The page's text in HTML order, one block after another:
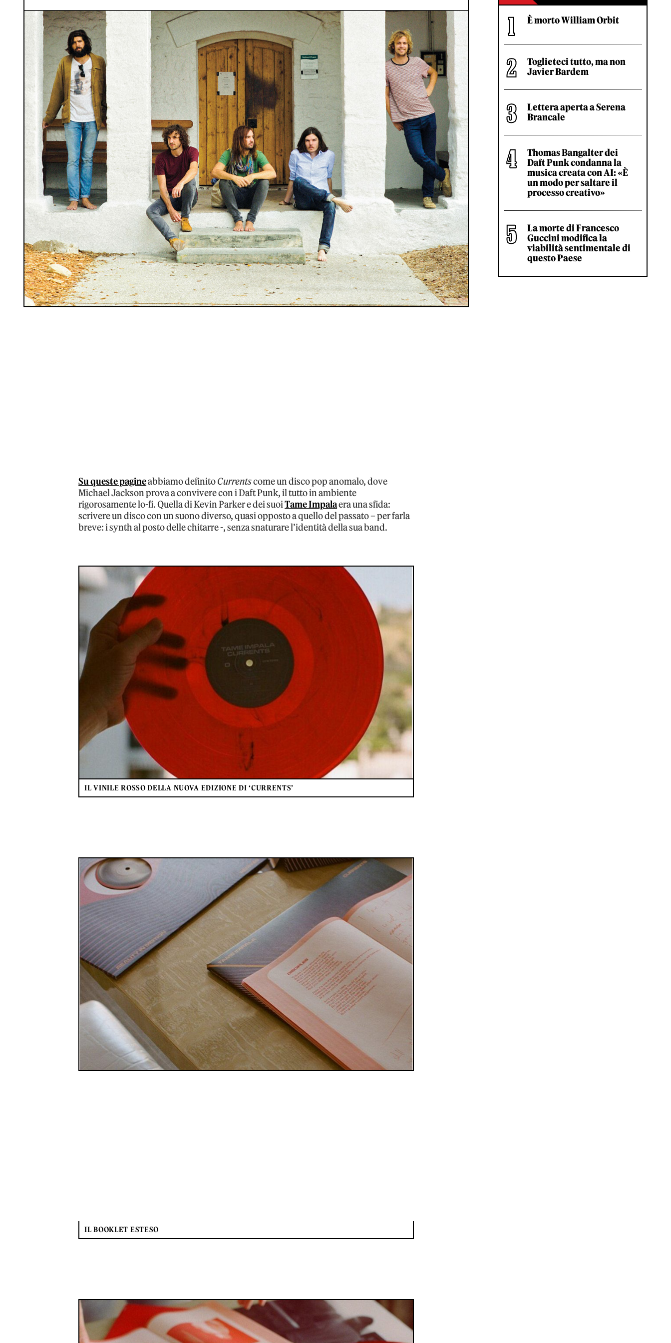
Su queste pagineabbiamo definitoCurrentscome un disco pop anomalo, dove
Michael Jackson prova a convivere con i Daft Punk, il tutto in ambiente
rigorosamente lo-fi. Quella di Kevin Parker e dei suoiTame Impalaera una sfida:
scrivere un disco con un suono diverso, quasi opposto a quello del passato – per farla
breve: i synth al posto delle chitarre -, senza snaturare l’identità della sua band.
IL VINILE ROSSO DELLA NUOVA EDIZIONE DI ‘CURRENTS’
IL BOOKLET ESTESO
È morto William Orbit
Toglieteci tutto, ma non
Javier Bardem
Lettera aperta a Serena
Brancale
Thomas Bangalter dei
Daft Punk condanna la
musica creata con AI: «È
un modo per saltare il
processo creativo»
La morte di Francesco
Guccini modifica la
viabilità sentimentale di
questo Paese